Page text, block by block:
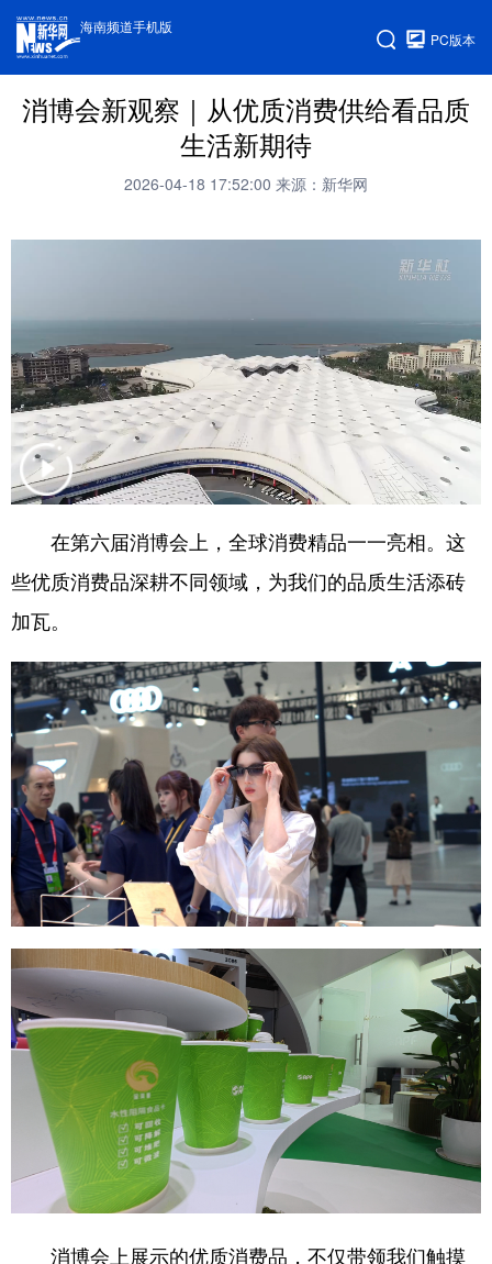
海南频道手机版
PC版本
消博会新观察｜从优质消费供给看品质
生活新期待
2026-04-18 17:52:00 来源：新华网
在第六届消博会上，全球消费精品一一亮相。这
些优质消费品深耕不同领域，为我们的品质生活添砖
加瓦。
消博会上展示的优质消费品，不仅带领我们触摸